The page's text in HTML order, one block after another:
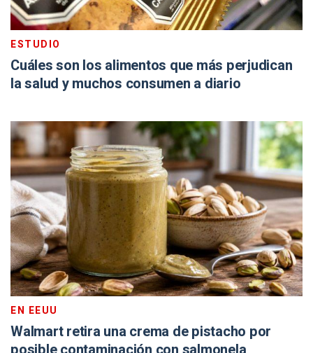
ESTUDIO
Cuáles son los alimentos que más perjudican
la salud y muchos consumen a diario
EN EEUU
Walmart retira una crema de pistacho por